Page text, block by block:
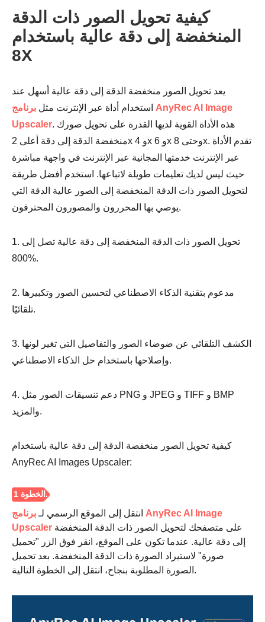
كيفية تحويل الصور ذات الدقة
المنخفضة إلى دقة عالية باستخدام
8X
يعد تحويل الصور منخفضة الدقة إلى دقة عالية أسهل عند
استخدام أداة عبر الإنترنت مثل برنامج AnyRec AI Image
Upscaler. هذه الأداة القوية لديها القدرة على تحويل صورك
منخفضة الدقة إلى دقة أعلى 2x و 4x و 6x وحتى 8x. تقدم الأداة
عبر الإنترنت خدمتها المجانية عبر الإنترنت في واجهة مباشرة
حيث ليس لديك تعليمات طويلة لاتباعها. استخدم أفضل طريقة
لتحويل الصور ذات الدقة المنخفضة إلى الصور عالية الدقة التي
يوصي بها المحررون والمصورون المحترفون.
1. تحويل الصور ذات الدقة المنخفضة إلى دقة عالية تصل إلى
800%.
2. مدعوم بتقنية الذكاء الاصطناعي لتحسين الصور وتكبيرها
تلقائيًا.
3. الكشف التلقائي عن ضوضاء الصور والتفاصيل التي تغير لونها
وإصلاحها باستخدام حل الذكاء الاصطناعي.
4. دعم تنسيقات الصور مثل PNG و JPEG و TIFF و BMP
والمزيد.
كيفية تحويل الصور منخفضة الدقة إلى دقة عالية باستخدام
AnyRec AI Images Upscaler:
انتقل إلى الموقع الرسمي لـ برنامج AnyRec AI Image
Upscaler
إلى دقة عالية. عندما تكون على الموقع، انقر فوق الزر "تحميل
صورة" لاستيراد الصورة ذات الدقة المنخفضة. بعد تحميل
الصورة المطلوبة بنجاح، انتقل إلى الخطوة التالية.